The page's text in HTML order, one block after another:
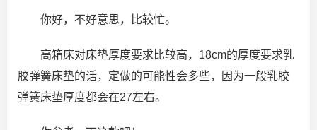
你好，不好意思，比较忙。
高箱床对床垫厚度要求比较高，18cm的厚度要求乳
胶弹簧床垫的话，定做的可能性会多些，因为一般乳胶
弹簧床垫厚度都会在27左右。